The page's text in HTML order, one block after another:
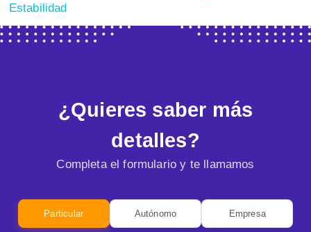
Estabilidad
¿Quieres saber más
detalles?
Completa el formulario y te llamamos
Particular Autónomo Empresa